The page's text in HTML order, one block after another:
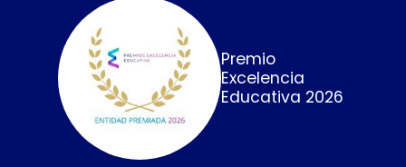
Premio
Excelencia
Educativa 2026